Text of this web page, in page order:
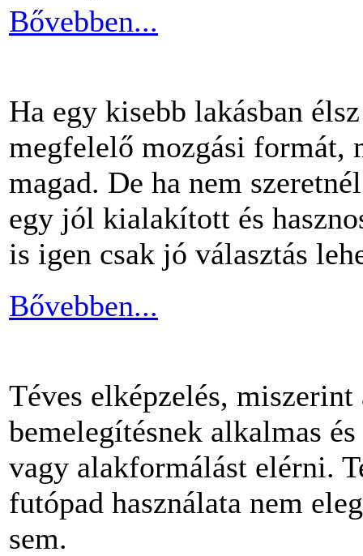
Bővebben...
Ha egy kisebb lakásban
megfelelő mozgási formát,
magad. De ha nem
egy jól kialakított és
is igen csak jó választás
Bővebben...
Téves elképzelés, miszerint
bemelegítésnek alkalmas
vagy alakformálást elérni.
futópad használata nem
sem.